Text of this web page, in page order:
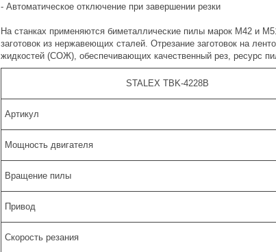
- Автоматическое отключение при завершении резки
На станках применяются биметаллические пилы марок М42 и
заготовок из нержавеющих сталей. Отрезание заготовок на
жидкостей (СОЖ), обеспечивающих качественный рез, ресурс
STALEX TBK-4228B
Артикул
Мощность двигателя
Вращение пилы
Привод
Скорость резания